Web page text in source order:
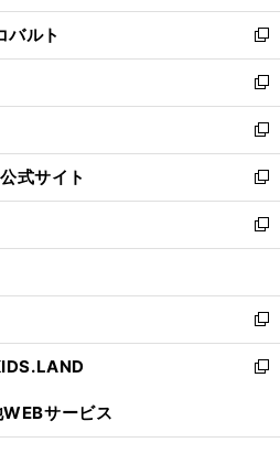
開
く
ウ
で
開
く
ン
ド
ウ
で
開
く
ウ
ィ
ン
ド
ウ
で
開
く
バルト
新
し
い
ウ
ィ
ン
ド
ウ
で
開
新
し
い
ウ
ィ
ン
ド
ウ
開
く
新
し
い
ウ
ィ
ン
ウ
で
開
く
式サイト
新
し
い
ウ
ン
ド
ウ
で
新
し
ウ
ィ
ン
ド
開
新
し
い
ン
新
ウ
サービス